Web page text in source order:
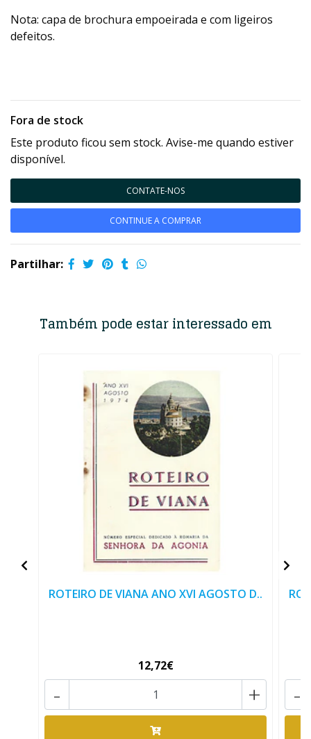
Nota: capa de brochura empoeirada e com ligeiros
defeitos.
Fora de stock
Este produto ficou sem stock. Avise-me quando estiver
disponível.
CONTATE-NOS
CONTINUE A COMPRAR
Partilhar:
Também pode estar interessado em
ROTEIRO DE VIANA ANO XVI AGOSTO D..
12,72€
+
- -